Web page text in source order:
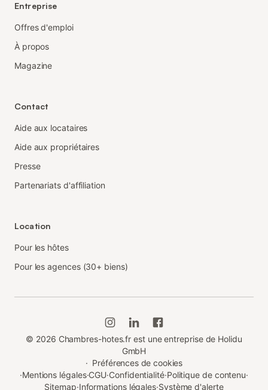
Entreprise
Offres d'emploi
À propos
Magazine
Contact
Aide aux locataires
Aide aux propriétaires
Presse
Partenariats d'affiliation
Location
Pour les hôtes
Pour les agences (30+ biens)
© 2026 Chambres-hotes.fr est une entreprise de Holidu
GmbH
· Préférences de cookies
·Mentions légales·CGU·Confidentialité·Politique de contenu·
Sitemap·Informations légales·Système d'alerte